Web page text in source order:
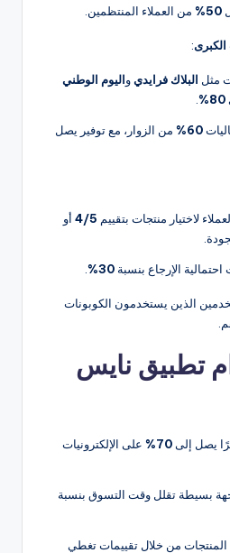
50% من العملاء المنتظمين.
:
مثل البلاك فرايديواليوم الوطني
80%
60%
من الزوار، مع توفير يصل
لاختيار منتجات بتقييم 4/5 أو
الإرجاع بنسبة 30%
الذين يستخدمون الكوبونات
تطبيق نايس
يصل إلى 70%
على الإلكترونيات
بسيطة تقلل وقت التسوق بنسبة
من خلال تقييمات تغطي